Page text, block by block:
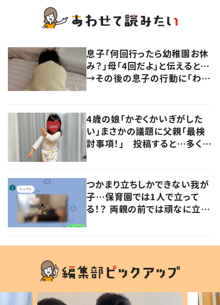
息子「何回行ったら幼稚園お休
み？」母「4回だよ」と伝えると…
→その後の息子の行動に「わか
4歳の娘「かぞくかいぎがした
い」まさかの議題に父親「最検
討事項！」 投稿すると…多くの
つかまり立ちしかできない我が
子…保育園では1人で立って
る！？ 両親の前では頑なに立た